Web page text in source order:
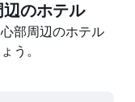
のホテル
部周辺のホテル
う。